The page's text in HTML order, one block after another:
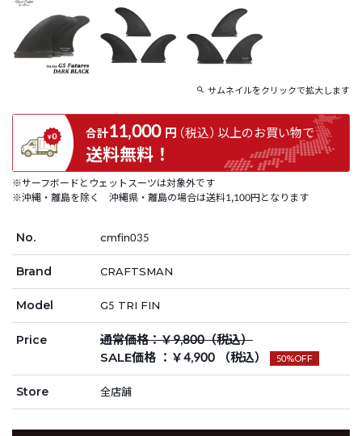
サムネイルをクリックで拡大します
合計11,000 円（税込）以上のお買い物で
送料無料！
※サーフボードとウェットスーツは対象外です
※沖縄・離島を除く 沖縄県・離島の場合は送料1,100円となります
No. cmfin035
Brand CRAFTSMAN
Model G5 TRI FIN
Price
通常価格：￥9,800（税込）
SALE価格 ：￥4,900 （税込）
50%OFF
Store 全店舗